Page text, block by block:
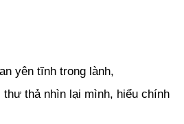
yên tĩnh trong lành,
thư thả nhìn lại mình, hiểu chính